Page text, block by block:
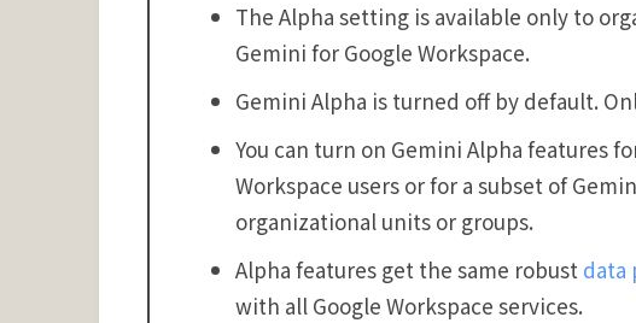
The Alpha setting is available only to
Gemini for Google Workspace.
Gemini Alpha is turned off by default.
You can turn on Gemini Alpha features
Workspace users or for a subset of
organizational units or groups.
Alpha features get the same robust data
with all Google Workspace services.